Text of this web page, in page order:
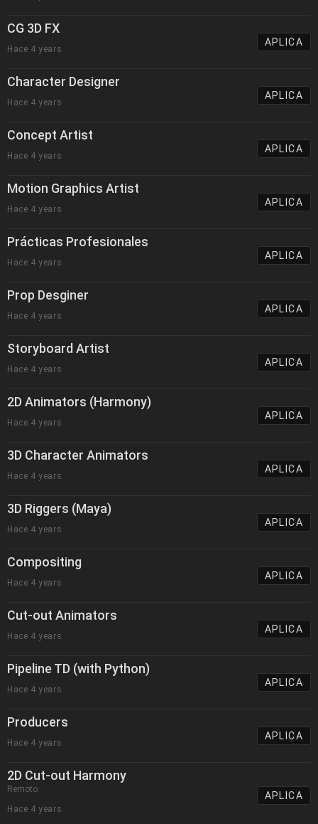
CG 3D FX
Hace 4 years
APLICA
Character Designer
Hace 4 years
APLICA
Concept Artist
Hace 4 years
APLICA
Motion Graphics Artist
Hace 4 years
APLICA
Prácticas Profesionales
Hace 4 years
APLICA
Prop Desginer
Hace 4 years
APLICA
Storyboard Artist
Hace 4 years
APLICA
2D Animators (Harmony)
Hace 4 years
APLICA
3D Character Animators
Hace 4 years
APLICA
3D Riggers (Maya)
Hace 4 years
APLICA
Compositing
Hace 4 years
APLICA
Cut-out Animators
Hace 4 years
APLICA
Pipeline TD (with Python)
Hace 4 years
APLICA
Producers
Hace 4 years
APLICA
2D Cut-out Harmony
Remoto
Hace 4 years
APLICA